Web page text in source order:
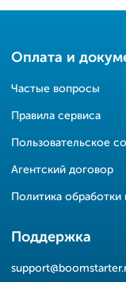
Оплата и
Частые вопросы
Правила сервиса
Пользовательское
Агентский договор
Политика
Поддержка